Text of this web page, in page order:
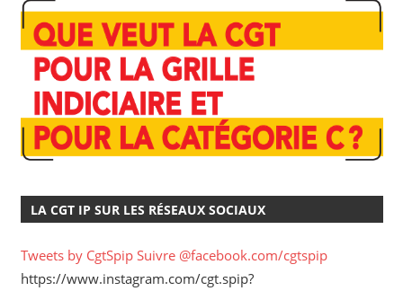
LA CGT IP SUR LES RÉSEAUX SOCIAUX
Tweets by CgtSpip Suivre @facebook.com/cgtspip
https://www.instagram.com/cgt.spip?